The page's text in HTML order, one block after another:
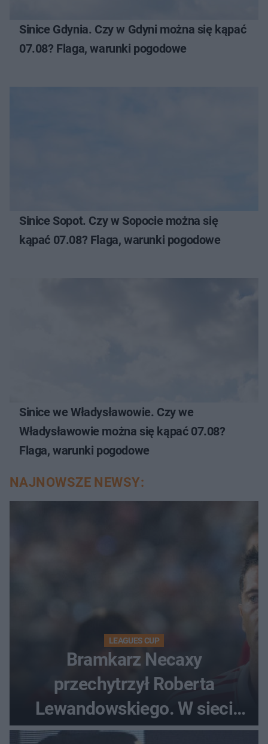
Sinice Gdynia. Czy w Gdyni można się kąpać
07.08? Flaga, warunki pogodowe
Sinice Sopot. Czy w Sopocie można się
kąpać 07.08? Flaga, warunki pogodowe
Sinice we Władysławowie. Czy we
Władysławowie można się kąpać 07.08?
Flaga, warunki pogodowe
NAJNOWSZE NEWSY:
LEAGUES CUP
Bramkarz Necaxy
przechytrzył Roberta
Lewandowskiego. W sieci
krąży wideo z tego pojedynku